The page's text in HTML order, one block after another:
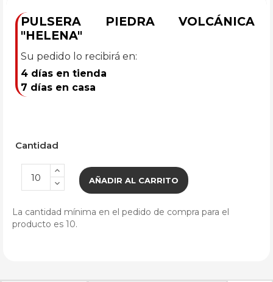
PULSERA PIEDRA VOLCÁNICA
"HELENA"
Su pedido lo recibirá en:
4 días en tienda
7 días en casa
Cantidad
AÑADIR AL CARRITO
La cantidad mínima en el pedido de compra para el
producto es 10.